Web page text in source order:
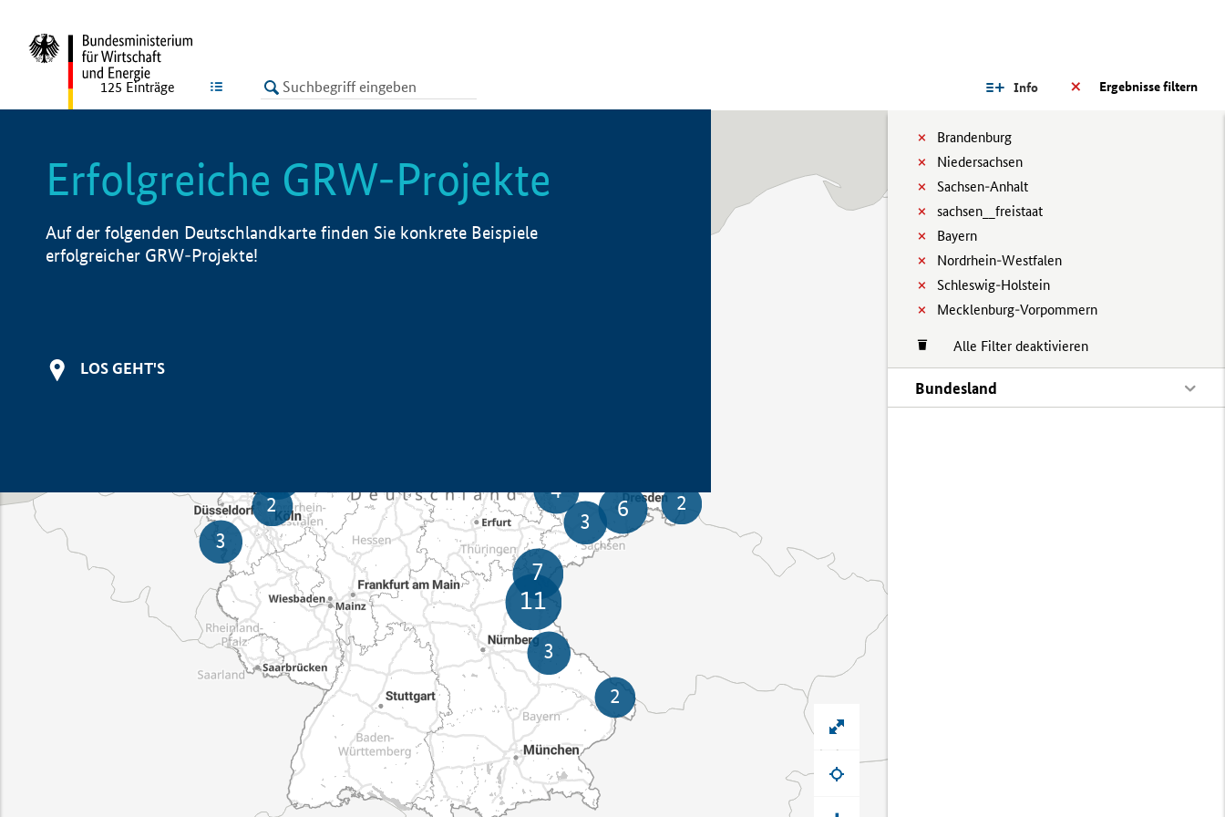
LISTE Ergebnisse filtern
Info
Brandenburg
Niedersachsen
Sachsen-Anhalt
sachsen__freistaat
Bayern
Nordrhein-Westfalen
Schleswig-Holstein
Mecklenburg-Vorpommern
Alle Filter deaktivieren
Bundesland
125 Einträge
Erfolgreiche GRW-Projekte
Auf der folgenden Deutschlandkarte finden Sie konkrete Beispiele
erfolgreicher GRW-Projekte!
LOS GEHT'S